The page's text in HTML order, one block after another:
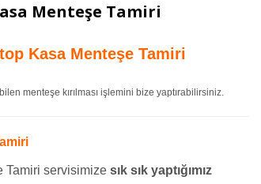
Menteşe Tamiri
Kasa Menteşe Tamiri
menteşe kırılması işlemini bize yaptırabilirsiniz.
Tamiri servisimize sık sık yaptığımız